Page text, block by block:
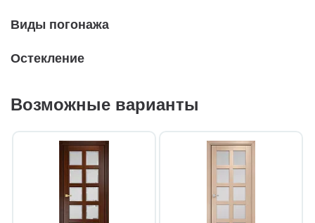
Виды погонажа
Остекление
Возможные варианты